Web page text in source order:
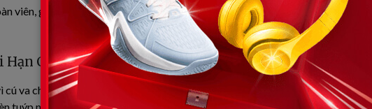
viên, giờ đây lại bị bao trùm bởi mùi của sự thù hận và những bí
Hạn Của Sự Chịu Đựng
va chạm mạnh từ chiếc bát sứ. Dưới chân cô, những mảnh sành vỡ